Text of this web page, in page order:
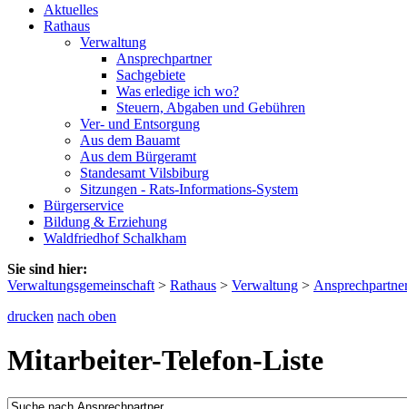
Aktuelles
Rathaus
Verwaltung
Ansprechpartner
Sachgebiete
Was erledige ich wo?
Steuern, Abgaben und Gebühren
Ver- und Entsorgung
Aus dem Bauamt
Aus dem Bürgeramt
Standesamt Vilsbiburg
Sitzungen - Rats-Informations-System
Bürgerservice
Bildung & Erziehung
Waldfriedhof Schalkham
Sie sind hier:
Verwaltungsgemeinschaft > Rathaus > Verwaltung >
drucken nach oben
Mitarbeiter-Telefon-Liste